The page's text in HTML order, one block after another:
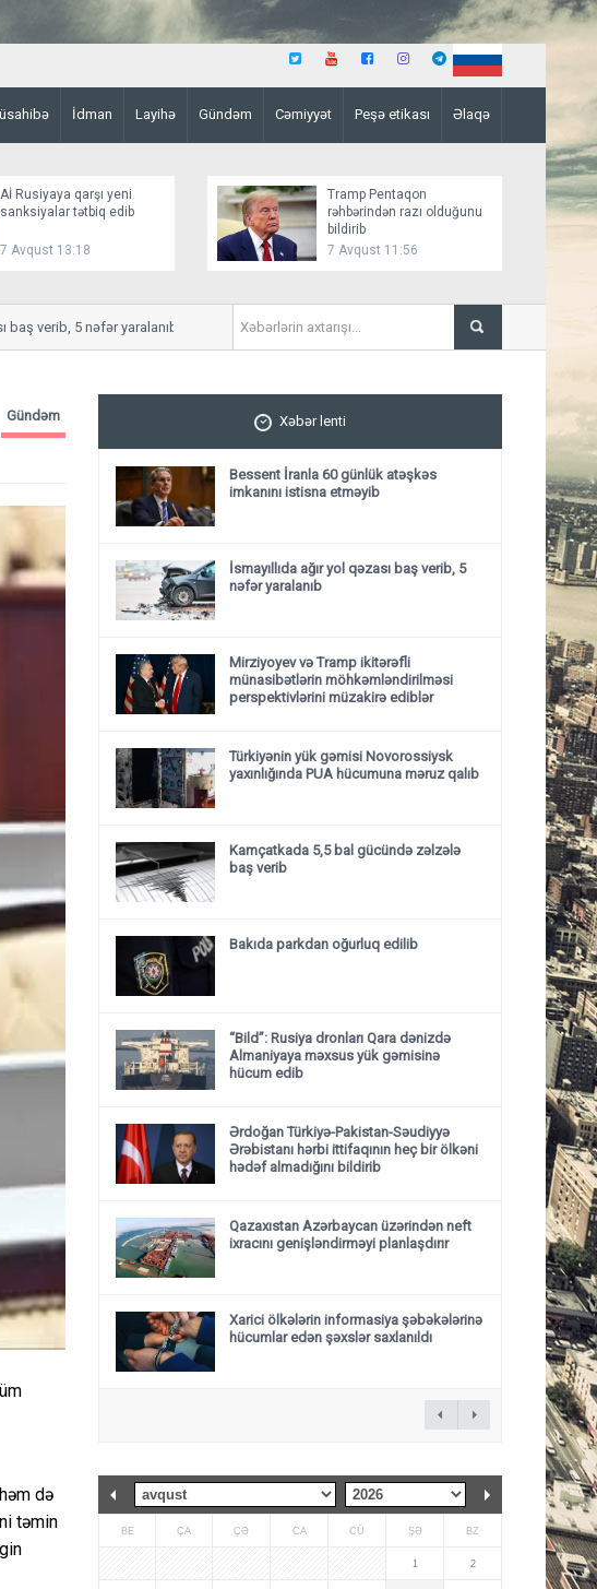
İdman Layihə Gündəm Cəmiyyət Peşə etikası Əlaqə
Aİ Rusiyaya qarşı yeni
sanksiyalar tətbiq edib
7 Avqust 13:18
Tramp Pentaqon
rəhbərindən razı olduğunu
bildirib
7 Avqust 11:56
verib, 5 nəfər yaralanıb
Mirziyoyev və Tramp
ediblər
Gündəm
də
təmin
Xəbər lenti
Bessent İranla 60 günlük atəşkəs
imkanını istisna etməyib
İsmayıllıda ağır yol qəzası baş verib, 5
nəfər yaralanıb
Mirziyoyev və Tramp ikitərəfli
münasibətlərin möhkəmləndirilməsi
perspektivlərini müzakirə ediblər
Türkiyənin yük gəmisi Novorossiysk
yaxınlığında PUA hücumuna məruz qalıb
Kamçatkada 5,5 bal gücündə zəlzələ
baş verib
Bakıda parkdan oğurluq edilib
“Bild”: Rusiya dronları Qara dənizdə
Almaniyaya məxsus yük gəmisinə
hücum edib
Ərdoğan Türkiyə-Pakistan-Səudiyyə
Ərəbistanı hərbi ittifaqının heç bir ölkəni
hədəf almadığını bildirib
Qazaxıstan Azərbaycan üzərindən neft
ixracını genişləndirməyi planlaşdırır
Xarici ölkələrin informasiya şəbəkələrinə
hücumlar edən şəxslər saxlanıldı
BE ÇA ÇƏ CA CÜ ŞƏ BZ
1 2